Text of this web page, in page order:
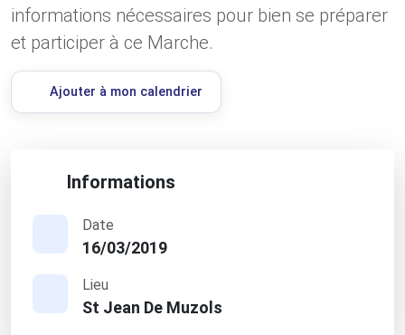
informations nécessaires pour bien se préparer
et participer à ce Marche.
Ajouter à mon calendrier
Informations
Date
16/03/2019
Lieu
St Jean De Muzols